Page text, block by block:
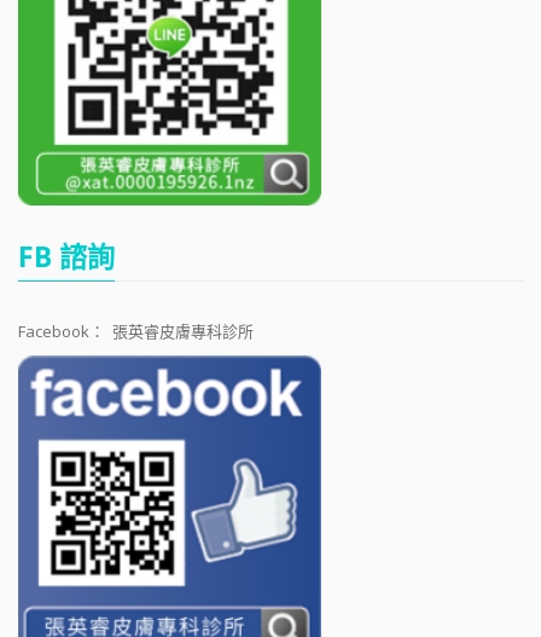
FB 諮詢
Facebook： 張英睿皮膚專科診所